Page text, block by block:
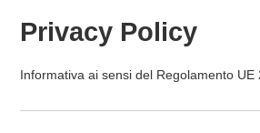
Privacy Policy
Informativa ai sensi del Regolamento UE